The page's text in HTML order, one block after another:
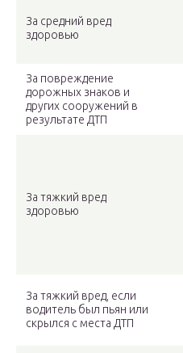
За средний вред
здоровью
За повреждение
дорожных знаков и
других сооружений в
результате ДТП
За тяжкий вред
здоровью
За тяжкий вред, если
водитель был пьян или
скрылся с места ДТП